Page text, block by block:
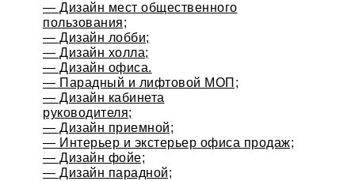
— Дизайн мест общественного
пользования;
— Дизайн лобби;
— Дизайн холла;
— Дизайн офиса.
— Парадный и лифтовой МОП;
— Дизайн кабинета
руководителя;
— Дизайн приемной;
— Интерьер и экстерьер офиса продаж;
— Дизайн фойе;
— Дизайн парадной;